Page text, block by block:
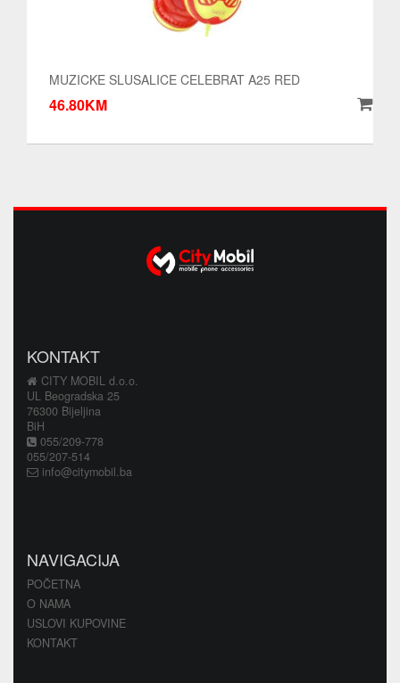
MUZICKE SLUSALICE CELEBRAT A25 RED
46.80KM
KONTAKT
CITY MOBIL d.o.o.
UL Beogradska 25
76300 Bijeljina
BiH
055/209-778
055/207-514
info@citymobil.ba
NAVIGACIJA
POČETNA
O NAMA
USLOVI KUPOVINE
KONTAKT